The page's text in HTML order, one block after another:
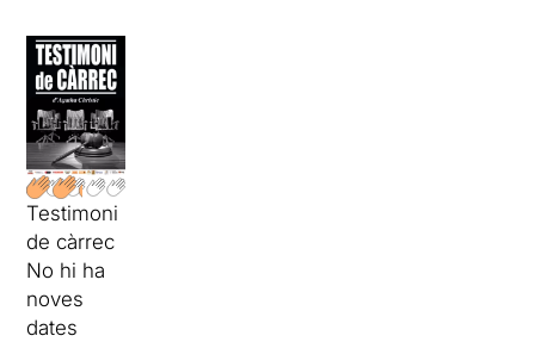
Testimoni
de càrrec
No hi ha
noves
dates